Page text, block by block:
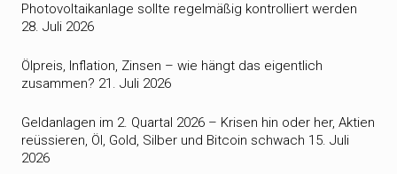
Photovoltaikanlage sollte regelmäßig kontrolliert werden
28. Juli 2026
Ölpreis, Inflation, Zinsen – wie hängt das eigentlich
zusammen? 21. Juli 2026
Geldanlagen im 2. Quartal 2026 – Krisen hin oder her, Aktien
reüssieren, Öl, Gold, Silber und Bitcoin schwach 15. Juli
2026